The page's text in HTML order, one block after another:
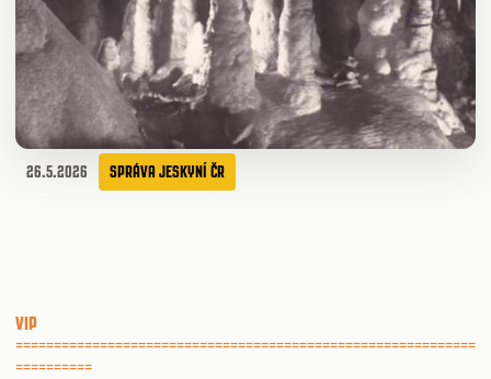
26.5.2026 SPRÁVA JESKYNÍ ČR
VIP
============================================================
==========